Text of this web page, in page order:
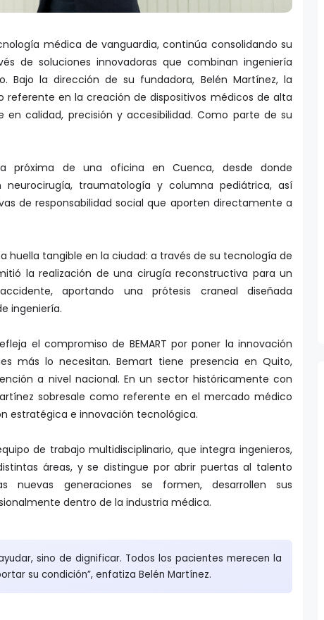
médica de vanguardia, continúa consolidando su
de soluciones innovadoras que combinan ingeniería
Bajo la dirección de su fundadora, Belén Martínez, la
referente en la creación de dispositivos médicos de alta
en calidad, precisión y accesibilidad. Como parte de su
próxima de una oficina en Cuenca, desde donde
traumatología y columna pediátrica, así
de responsabilidad social que aporten directamente a
huella tangible en la ciudad: a través de su tecnología de
la realización de una cirugía reconstructiva para un
aportando una prótesis craneal diseñada
ingeniería.
el compromiso de BEMART por poner la innovación
más lo necesitan. Bemart tiene presencia en Quito,
a nivel nacional. En un sector históricamente con
sobresale como referente en el mercado médico
estratégica e innovación tecnológica.
de trabajo multidisciplinario, que integra ingenieros,
áreas, y se distingue por abrir puertas al talento
nuevas generaciones se formen, desarrollen sus
dentro de la industria médica.
sino de dignificar. Todos los pacientes merecen la
su condición”, enfatiza Belén Martínez.